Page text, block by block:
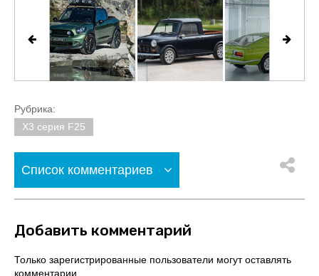
Рубрика:
X3 серия F25
Список комментариев
Добавить комментарий
Только зарегистрированные пользователи могут оставлять
комментарии.